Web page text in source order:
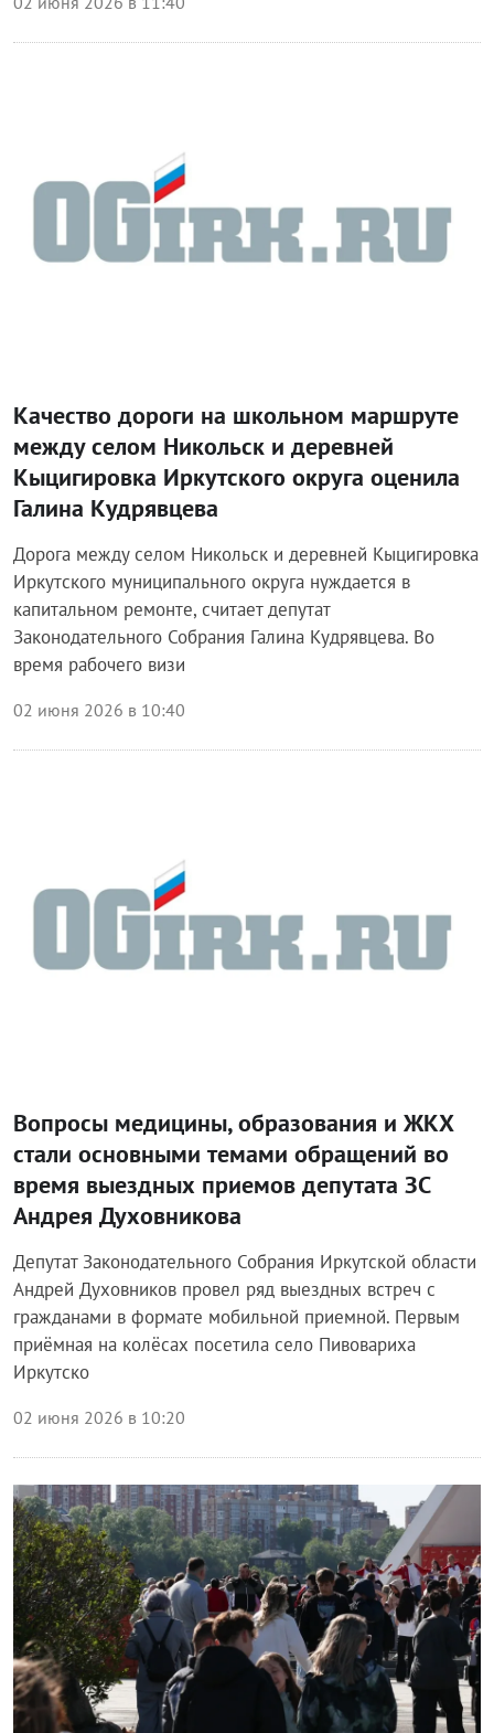
Качество дороги на школьном маршруте
между селом Никольск и деревней
Кыцигировка Иркутского округа оценила
Галина Кудрявцева
Дорога между селом Никольск и деревней Кыцигировка
Иркутского муниципального округа нуждается в
капитальном ремонте, считает депутат
Законодательного Собрания Галина Кудрявцева. Во
время рабочего визи
02 июня 2026 в 10:40
Вопросы медицины, образования и ЖКХ
стали основными темами обращений во
время выездных приемов депутата ЗС
Андрея Духовникова
Депутат Законодательного Собрания Иркутской области
Андрей Духовников провел ряд выездных встреч с
гражданами в формате мобильной приемной. Первым
приёмная на колёсах посетила село Пивовариха
Иркутско
02 июня 2026 в 10:20
Блог правительства